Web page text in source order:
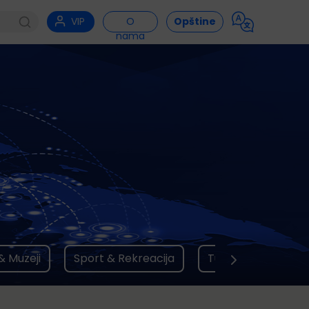
VIP
O
nama
Opštine
Muzeji Sport & Rekreacija Ture brodom